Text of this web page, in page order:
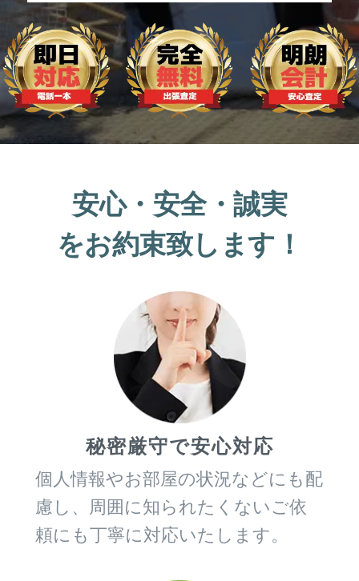
安心・安全・誠実
をお約束致します！
秘密厳守で安心対応
個人情報やお部屋の状況などにも配
慮し、周囲に知られたくないご依
頼にも丁寧に対応いたします。